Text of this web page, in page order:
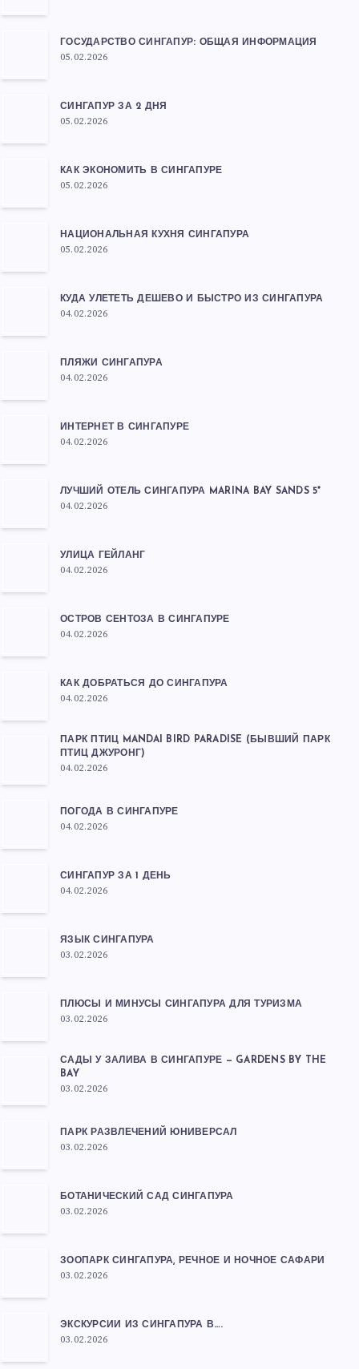
ГОСУДАРСТВО СИНГАПУР: ОБЩАЯ ИНФОРМАЦИЯ
05.02.2026
СИНГАПУР ЗА 2 ДНЯ
05.02.2026
КАК ЭКОНОМИТЬ В СИНГАПУРЕ
05.02.2026
НАЦИОНАЛЬНАЯ КУХНЯ СИНГАПУРА
05.02.2026
КУДА УЛЕТЕТЬ ДЕШЕВО И БЫСТРО ИЗ СИНГАПУРА
04.02.2026
ПЛЯЖИ СИНГАПУРА
04.02.2026
ИНТЕРНЕТ В СИНГАПУРЕ
04.02.2026
ЛУЧШИЙ ОТЕЛЬ СИНГАПУРА MARINA BAY SANDS 5*
04.02.2026
УЛИЦА ГЕЙЛАНГ
04.02.2026
ОСТРОВ СЕНТОЗА В СИНГАПУРЕ
04.02.2026
КАК ДОБРАТЬСЯ ДО СИНГАПУРА
04.02.2026
ПАРК ПТИЦ MANDAI BIRD PARADISE (БЫВШИЙ ПАРК
ПТИЦ ДЖУРОНГ)
04.02.2026
ПОГОДА В СИНГАПУРЕ
04.02.2026
СИНГАПУР ЗА 1 ДЕНЬ
04.02.2026
ЯЗЫК СИНГАПУРА
03.02.2026
ПЛЮСЫ И МИНУСЫ СИНГАПУРА ДЛЯ ТУРИЗМА
03.02.2026
САДЫ У ЗАЛИВА В СИНГАПУРЕ — GARDENS BY THE
BAY
03.02.2026
ПАРК РАЗВЛЕЧЕНИЙ ЮНИВЕРСАЛ
03.02.2026
БОТАНИЧЕСКИЙ САД СИНГАПУРА
03.02.2026
ЗООПАРК СИНГАПУРА, РЕЧНОЕ И НОЧНОЕ САФАРИ
03.02.2026
ЭКСКУРСИИ ИЗ СИНГАПУРА В….
03.02.2026